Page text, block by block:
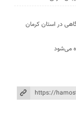
در استان کرمان
می‌شود